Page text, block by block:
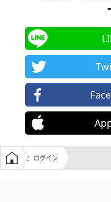
学生の窓口トップ
ログイン